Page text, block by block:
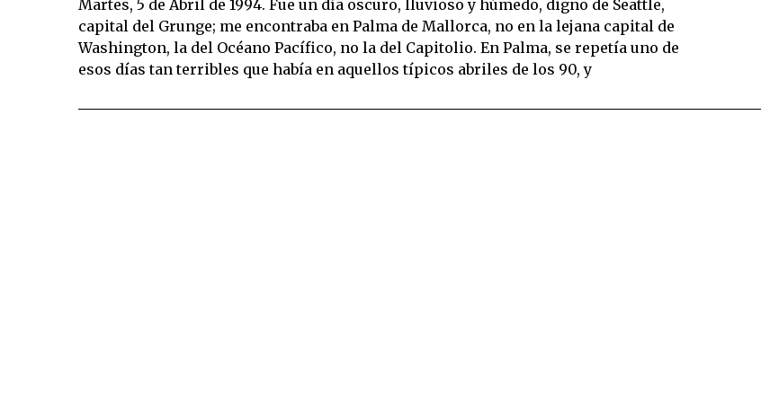
Martes, 5 de Abril de 1994. Fue un día oscuro, lluvioso y húmedo, digno de Seattle,
capital del Grunge; me encontraba en Palma de Mallorca, no en la lejana capital de
Washington, la del Océano Pacífico, no la del Capitolio. En Palma, se repetía uno de
esos días tan terribles que había en aquellos típicos abriles de los 90, y